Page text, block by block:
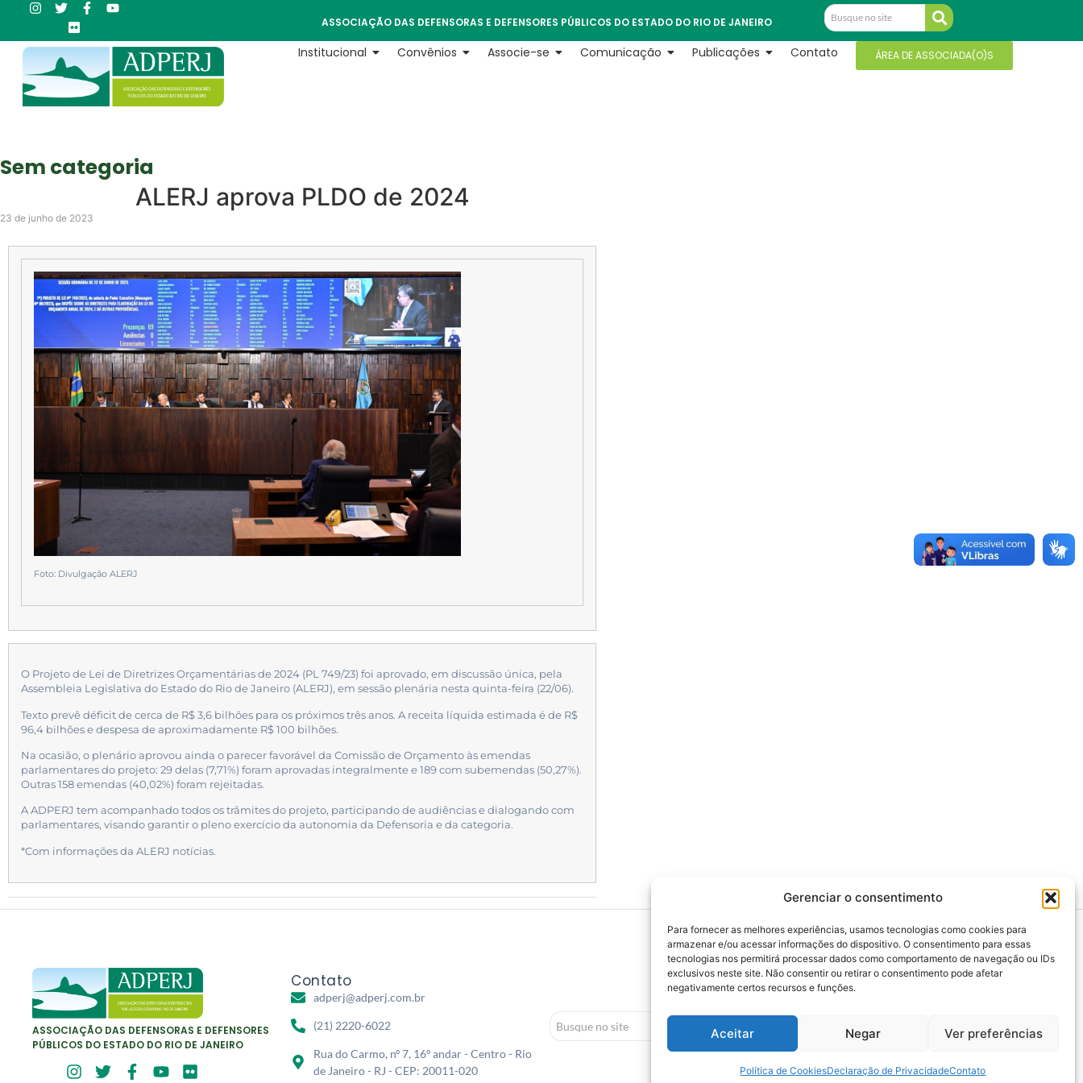
Gerenciar o consentimento
Para fornecer as melhores experiências, usamos tecnologias como cookies para
armazenar e/ou acessar informações do dispositivo. O consentimento para essas
tecnologias nos permitirá processar dados como comportamento de navegação ou IDs
exclusivos neste site. Não consentir ou retirar o consentimento pode afetar
negativamente certos recursos e funções.
Aceitar Negar Ver preferências
Política de CookiesDeclaração de PrivacidadeContato
ASSOCIAÇÃO DAS DEFENSORAS E DEFENSORES PÚBLICOS DO ESTADO DO RIO DE JANEIRO
Institucional Convênios Associe-se Comunicação Publicações Contato ÁREA DE ASSOCIADA(O)S
Sem categoria
ALERJ aprova PLDO de 2024
23 de junho de 2023
Foto: Divulgação ALERJ
O Projeto de Lei de Diretrizes Orçamentárias de 2024 (PL 749/23) foi aprovado, em discussão única, pela
Assembleia Legislativa do Estado do Rio de Janeiro (ALERJ), em sessão plenária nesta quinta-feira (22/06).
Texto prevê déficit de cerca de R$ 3,6 bilhões para os próximos três anos. A receita líquida estimada é de R$
96,4 bilhões e despesa de aproximadamente R$ 100 bilhões.
Na ocasião, o plenário aprovou ainda o parecer favorável da Comissão de Orçamento às emendas
parlamentares do projeto: 29 delas (7,71%) foram aprovadas integralmente e 189 com subemendas (50,27%).
Outras 158 emendas (40,02%) foram rejeitadas.
A ADPERJ tem acompanhado todos os trâmites do projeto, participando de audiências e dialogando com
parlamentares, visando garantir o pleno exercício da autonomia da Defensoria e da categoria.
*Com informações da ALERJ notícias.
ASSOCIAÇÃO DAS DEFENSORAS E DEFENSORES
PÚBLICOS DO ESTADO DO RIO DE JANEIRO
Contato
adperj@adperj.com.br
(21) 2220-6022
Rua do Carmo, nº 7, 16º andar - Centro - Rio
de Janeiro - RJ - CEP: 20011-020
>>> Associação Nacional das Defensoras e
Defensores Públicos (ANADEP)
>>> Caixa de Assistência aos Membros da
Janeiro (CAMARJ)